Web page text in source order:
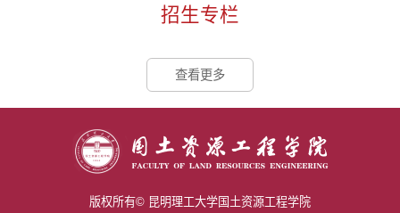
招生专栏
查看更多
版权所有© 昆明理工大学国土资源工程学院